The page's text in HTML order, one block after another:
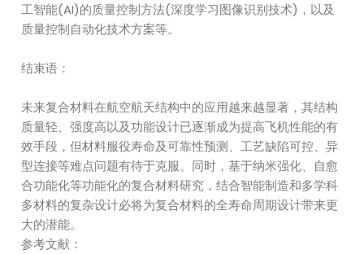
工智能(AI)的质量控制方法(深度学习图像识别技术)，以及
质量控制自动化技术方案等。
结束语：
未来复合材料在航空航天结构中的应用越来越显著，其结构
质量轻、强度高以及功能设计已逐渐成为提高飞机性能的有
效手段，但材料服役寿命及可靠性预测、工艺缺陷可控、异
型连接等难点问题有待于克服。同时，基于纳米强化、自愈
合功能化等功能化的复合材料研究，结合智能制造和多学科
多材料的复杂设计必将为复合材料的全寿命周期设计带来更
大的潜能。
参考文献：